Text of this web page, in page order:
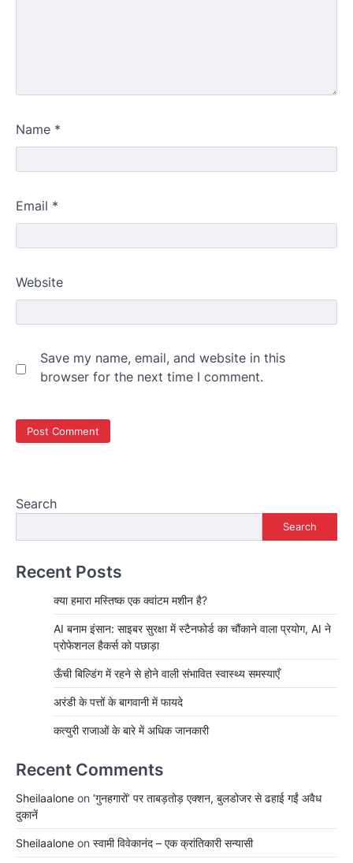
Name *
Email *
Website
Save my name, email, and website in this
browser for the next time I comment.
Search
Search
Recent Posts
क्या हमारा मस्तिष्क एक क्वांटम मशीन है?
AI बनाम इंसान: साइबर सुरक्षा में स्टैनफोर्ड का चौंकाने वाला प्रयोग, AI ने
प्रोफेशनल हैकर्स को पछाड़ा
ऊँची बिल्डिंग में रहने से होने वाली संभावित स्वास्थ्य समस्याएँ
अरंडी के पत्तों के बागवानी में फायदे
कत्युरी राजाओं के बारे में अधिक जानकारी
Recent Comments
Sheilaalone on ‘गुनहगारों’ पर ताबड़तोड़ एक्शन, बुलडोजर से ढहाई गईं अवैध
दुकानें
Sheilaalone on स्वामी विवेकानंद – एक क्रांतिकारी सन्यासी